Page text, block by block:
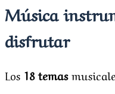
Música
disfrutar
Los 18 temas